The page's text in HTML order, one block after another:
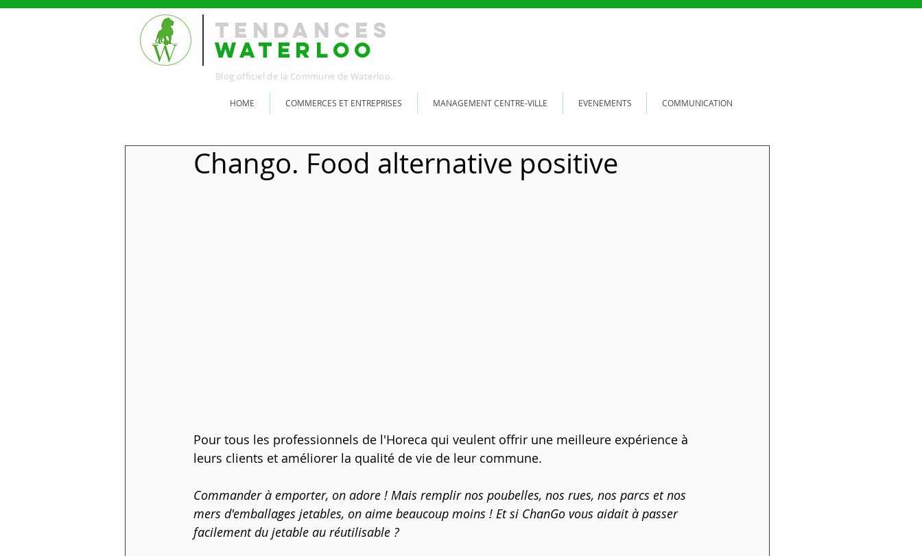
TENDANCES
WATERLOO
Blog officiel de la Commune de Waterloo.
HOME COMMERCES ET ENTREPRISES MANAGEMENT CENTRE-VILLE EVENEMENTS COMMUNICATION
Chango. Food alternative positive
Pour tous les professionnels de l'Horeca qui veulent offrir une meilleure expérience à
leurs clients et améliorer la qualité de vie de leur commune.
Commander à emporter, on adore ! Mais remplir nos poubelles, nos rues, nos parcs et nos
mers d'emballages jetables, on aime beaucoup moins ! Et si ChanGo vous aidait à passer
facilement du jetable au réutilisable ?